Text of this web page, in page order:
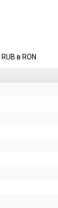
RUB в RON